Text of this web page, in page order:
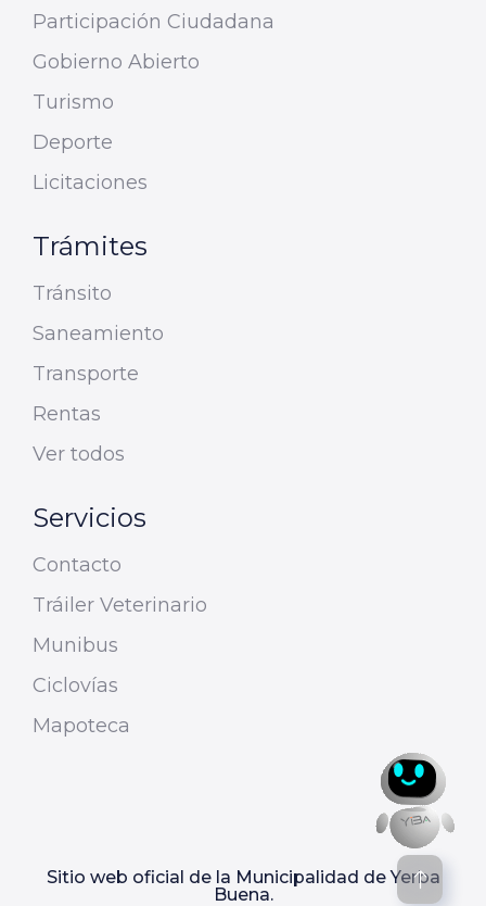
Participación Ciudadana
Gobierno Abierto
Turismo
Deporte
Licitaciones
Trámites
Tránsito
Saneamiento
Transporte
Rentas
Ver todos
Servicios
Contacto
Tráiler Veterinario
Munibus
Ciclovías
Mapoteca
Sitio web oficial de la Municipalidad de Yerba
Buena.